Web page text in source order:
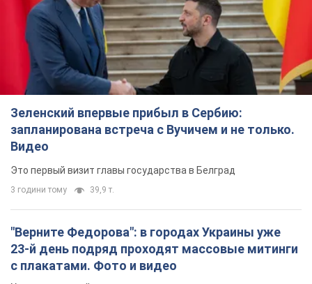
Зеленский впервые прибыл в Сербию:
запланирована встреча с Вучичем и не только.
Видео
Это первый визит главы государства в Белград
3 години тому 39,9 т.
"Верните Федорова": в городах Украины уже
23-й день подряд проходят массовые митинги
с плакатами. Фото и видео